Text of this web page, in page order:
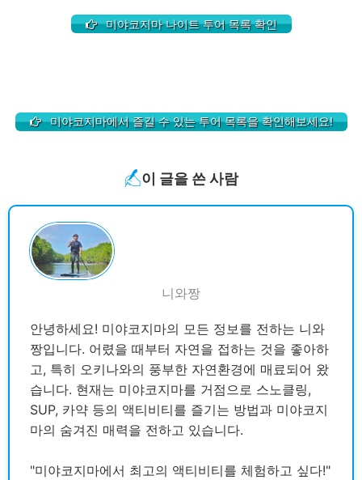
미야코지마 나이트 투어 목록 확인
미야코지마에서 즐길 수 있는 투어 목록을 확인해보세요!
이 글을 쓴 사람
니와짱
안녕하세요! 미야코지마의 모든 정보를 전하는 니와
짱입니다. 어렸을 때부터 자연을 접하는 것을 좋아하
고, 특히 오키나와의 풍부한 자연환경에 매료되어 왔
습니다. 현재는 미야코지마를 거점으로 스노클링,
SUP, 카약 등의 액티비티를 즐기는 방법과 미야코지
마의 숨겨진 매력을 전하고 있습니다.
"미야코지마에서 최고의 액티비티를 체험하고 싶다!"